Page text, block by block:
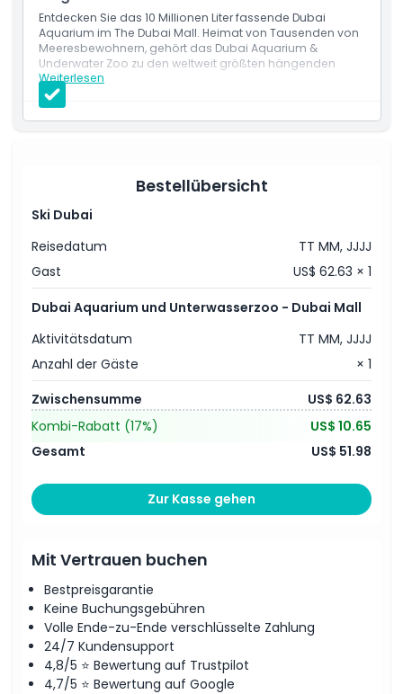
Entdecken Sie das 10 Millionen Liter fassende Dubai
Aquarium im The Dubai Mall. Heimat von Tausenden von
Meeresbewohnern, gehört das Dubai Aquarium &
Underwater Zoo zu den weltweit größten hängenden
Aquarien.
Weiterlesen
Leistungen
Aquariumtunnel
Bestellübersicht
Ski Dubai
Reisedatum
TT MM, JJJJ
Gast
US$ 62.63 × 1
Dubai Aquarium und Unterwasserzoo - Dubai Mall
Aktivitätsdatum
TT MM, JJJJ
Anzahl der Gäste
× 1
Zwischensumme
US$ 62.63
Kombi-Rabatt (17%)
US$ 10.65
Gesamt
US$ 51.98
Zur Kasse gehen
Mit Vertrauen buchen
Bestpreisgarantie
Keine Buchungsgebühren
Volle Ende-zu-Ende verschlüsselte Zahlung
24/7 Kundensupport
4,8/5 ⭐ Bewertung auf Trustpilot
4,7/5 ⭐ Bewertung auf Google